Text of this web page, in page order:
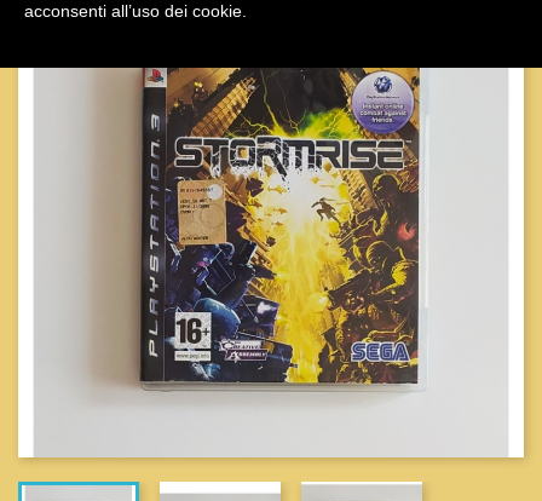
acconsenti all’uso dei cookie.